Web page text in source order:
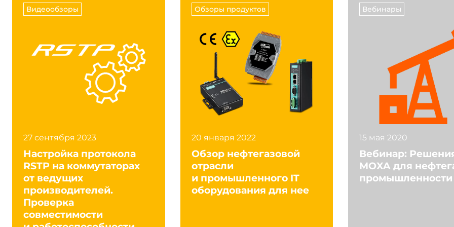
Индикаторы и органы управления
В сети через Telnet, Через консольный порт,
При помощи переключателей, Web-
интерфейс, Интерфейс командной строки
(CLI), Через утилиту MXconfig
Требования по питанию
Резервный вход питания
DC входное напряжение 44..57 В
DC Резервное питание
Видеообзоры
27 сентября 2023
Настройка протокола
RSTP на коммутаторах
от ведущих
производителей.
Проверка
совместимости
Обзоры продуктов
20 января 2022
Обзор нефтегазовой
отрасли
и промышленного IT
оборудования для нее
Вебинары
15 мая 2020
Вебинар:
MOXA для
промышленности